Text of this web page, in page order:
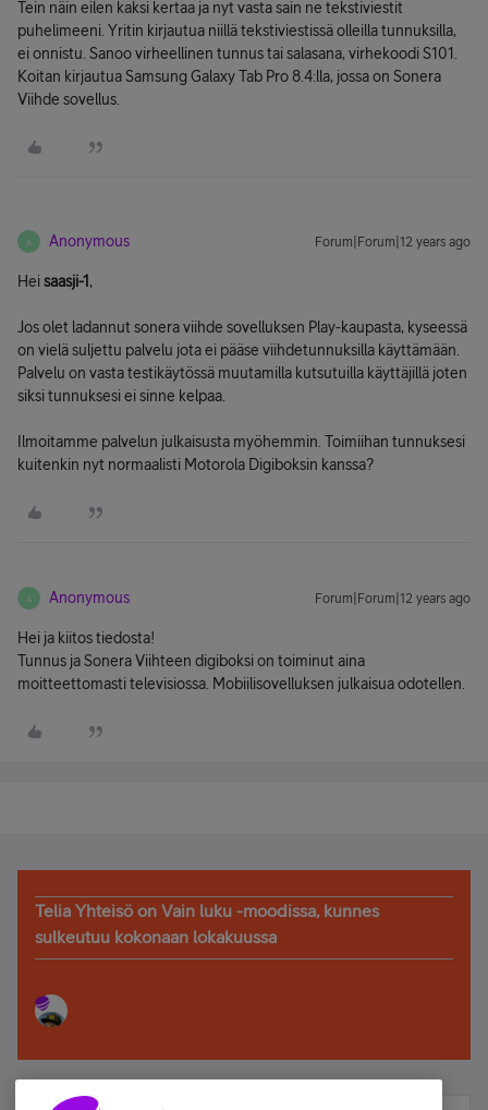
Tein näin eilen kaksi kertaa ja nyt vasta sain ne tekstiviestit
puhelimeeni. Yritin kirjautua niillä tekstiviestissä olleilla tunnuksilla,
ei onnistu. Sanoo virheellinen tunnus tai salasana, virhekoodi S101.
Koitan kirjautua Samsung Galaxy Tab Pro 8.4:lla, jossa on Sonera
Viihde sovellus.
A Anonymous Forum|Forum|12 years ago
Heisaasji-1 ,
Jos olet ladannut sonera viihde sovelluksen Play-kaupasta, kyseessä
on vielä suljettu palvelu jota ei pääse viihdetunnuksilla käyttämään.
Palvelu on vasta testikäytössä muutamilla kutsutuilla käyttäjillä joten
siksi tunnuksesi ei sinne kelpaa.
Ilmoitamme palvelun julkaisusta myöhemmin. Toimiihan tunnuksesi
kuitenkin nyt normaalisti Motorola Digiboksin kanssa?
A Anonymous Forum|Forum|12 years ago
Hei ja kiitos tiedosta!
Tunnus ja Sonera Viihteen digiboksi on toiminut aina
moitteettomasti televisiossa. Mobiilisovelluksen julkaisua odotellen.
Telia Yhteisö on Vain luku -moodissa, kunnes
sulkeutuu kokonaan lokakuussa